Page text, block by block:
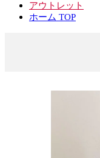
アウトレット
ホーム TOP